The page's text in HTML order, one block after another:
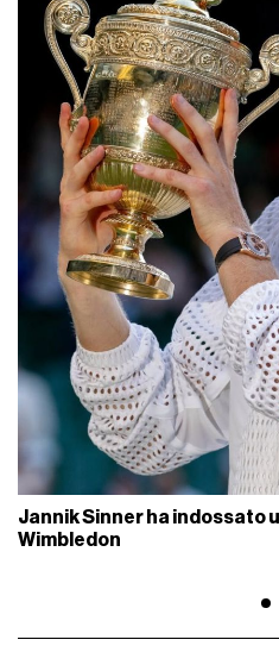
Jannik Sinner ha indossato
Wimbledon